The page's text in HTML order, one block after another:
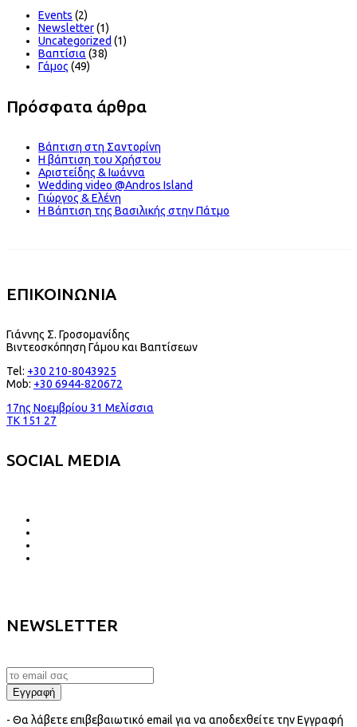
Events (2)
Newsletter(1)
Uncategorized (1)
Βαπτίσια (38)
Γάμος (49)
Πρόσφατα άρθρα
Βάπτιση στη Σαντορίνη
Η βάπτιση του Χρήστου
Αριστείδης & Ιωάννα
Wedding video @Andros Island
Γιώργος & Ελένη
Η Βάπτιση της Βασιλικής στην Πάτμο
ΕΠΙΚΟΙΝΩΝΙΑ
Γιάννης Σ. Γροσομανίδης
Βιντεοσκόπηση Γάμου και Βαπτίσεων
Tel: +30 210-8043925
Mob: +30 6944-820672
17ης Νοεμβρίου 31 Μελίσσια
TK 151 27
SOCIAL MEDIA
NEWSLETTER
- Θα λάβετε επιβεβαιωτικό email για να αποδεχθείτε την Εγγραφή